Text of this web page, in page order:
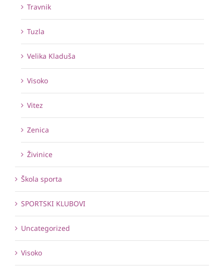
Travnik
Tuzla
Velika Kladuša
Visoko
Vitez
Zenica
Živinice
Škola sporta
SPORTSKI KLUBOVI
Uncategorized
Visoko